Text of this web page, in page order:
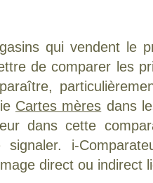
qui vendent le
de comparer les
Cartes mères dans
dans cette
i-
direct ou indirect